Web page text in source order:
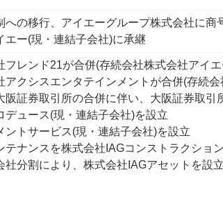
への移行、アイエーグループ株式会社に商
エー(現・連結子会社)に承継
フレンド21が合併(存続会社株式会社アイ
アクシスエンタテインメントが合併(存続
阪証券取引所の合併に伴い、大阪証券取引
ュース(現・連結子会社)を設立
トサービス(現・連結子会社)を設立
テナンスを株式会社IAGコンストラクショ
分割により、株式会社IAGアセットを設立